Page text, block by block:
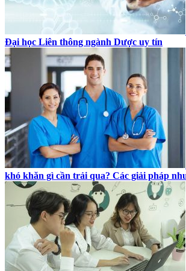
Đại học Liên thông ngành Dược uy tín
khó khăn gì cần trải qua? Các giải pháp